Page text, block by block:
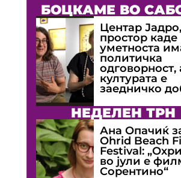
БОЦКАМЕ ВО
Центар Јадро,
простор каде
уметноста
политичка
одговорност,
културата е
заедничко
НЕДЕЛЕН ТРН
Ана Опачиќ
Оhrid Beach
Festival:
во јули е
Сорентино“